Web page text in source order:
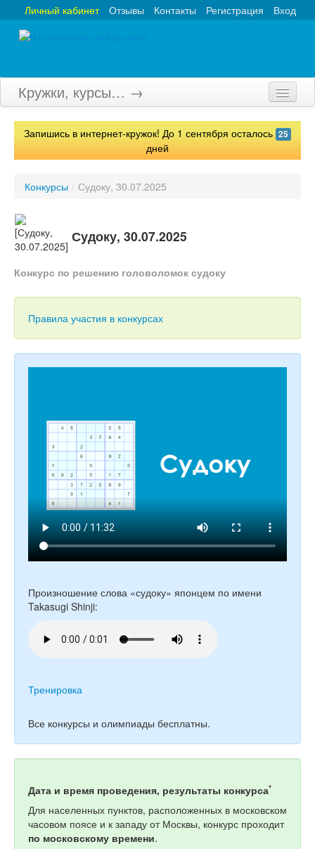
Вход
Регистрация
Контакты
Отзывы
Личный кабинет
Кружки, курсы… →
Главная
Турниры
Тесты
Запишись в интернет-кружок! До 1 сентября осталось 25
дней
Конкурсы / Судоку, 30.07.2025
Судоку, 30.07.2025
Конкурс по решению головоломок судоку
Правила участия в конкурсах
Произношение слова «судоку» японцем по имени
Takasugi Shinji:
Тренировка
Все конкурсы и олимпиады бесплатны.
Дата и время проведения, результаты конкурса*
Для населенных пунктов, расположенных в московском
часовом поясе и к западу от Москвы, конкурс проходит
по московскому времени.